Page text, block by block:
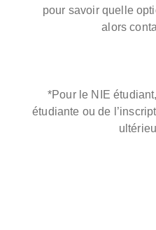
pour savoir quelle
alors
*Pour le NIE
étudiante ou de